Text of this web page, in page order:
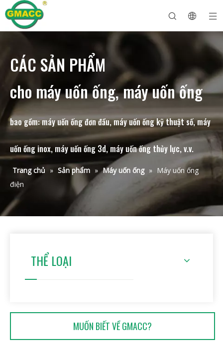
CÁC SẢN PHẨM
cho máy uốn ống, máy uốn ống
bao gồm: máy uốn ống đơn đầu, máy uốn ống kỹ thuật số, máy
uốn ống inox, máy uốn ống 3d, máy uốn ống thủy lực, v.v.
Trang chủ » Sản phẩm » Máy uốn ống » Máy uốn ống
điện
THỂ LOẠI
MUỐN BIẾT VỀ GMACC?